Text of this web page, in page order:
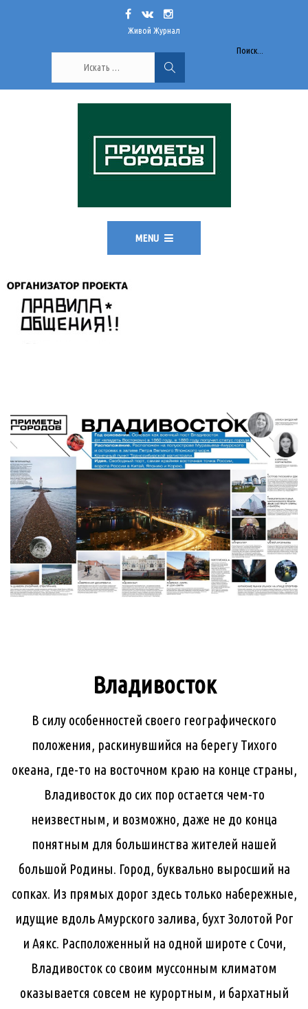
Живой Журнал
Поиск...
MENU
Владивосток
В силу особенностей своего географического
положения, раскинувшийся на берегу Тихого
океана, где-то на восточном краю на конце страны,
Владивосток до сих пор остается чем-то
неизвестным, и возможно, даже не до конца
понятным для большинства жителей нашей
большой Родины. Город, буквально выросший на
сопках. Из прямых дорог здесь только набережные,
идущие вдоль Амурского залива, бухт Золотой Рог
и Аякс. Расположенный на одной широте с Сочи,
Владивосток со своим муссонным климатом
оказывается совсем не курортным, и бархатный